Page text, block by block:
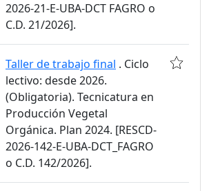
2026-21-E-UBA-DCT FAGRO o
C.D. 21/2026].
Taller de trabajo final . Ciclo
lectivo: desde 2026.
(Obligatoria). Tecnicatura en
Producción Vegetal
Orgánica. Plan 2024. [RESCD-
2026-142-E-UBA-DCT_FAGRO
o C.D. 142/2026].